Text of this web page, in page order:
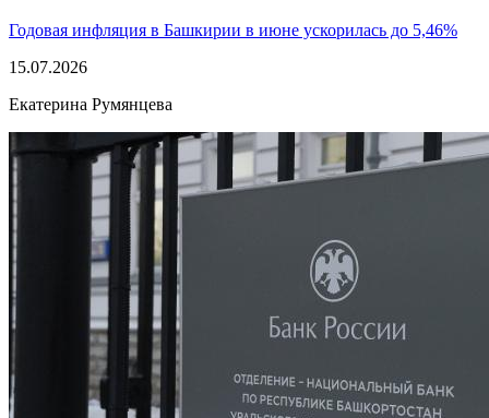
Годовая инфляция в Башкирии в июне ускорилась до 5,46%
15.07.2026
Екатерина Румянцева